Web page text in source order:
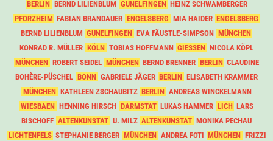
BERLIN BERND LILIENBLUM GUNELFINGEN HEINZ SCHWAMBERGER
PFORZHEIM FABIAN BRANDAUER ENGELSBERG MIA HAIDER ENGELSBERG
BERND LILIENBLUM GUNELFINGEN EVA FÄUSTLE-SIMPSON MÜNCHEN
KONRAD R. MÜLLER KÖLN TOBIAS HOFFMANN GIESSEN
NICOLA KÖPL
MÜNCHEN ROBERT SEIDEL MÜNCHEN BERND BRENNER BERLIN CLAUDINE
BOHÈRE-PÜSCHEL BONN GABRIELE JÄGER BERLIN ELISABETH KRAMMER
MÜNCHEN KATHLEEN ZSCHAUBITZ BERLIN ANDREAS WINCKELMANN
WIESBAEN HENNING HIRSCH DARMSTAT LUKAS HAMMER LICH LARS
BISCHOFF ALTENKUNSTAT U. MILZ ALTENKUNSTAT MONIKA PECHAU
LICHTENFELS STEPHANIE BERGER MÜNCHEN ANDREA FOTI MÜNCHEN FRIZZI